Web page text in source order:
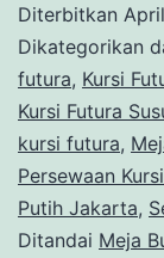
Diterbitkan
Dikategorikan
futura, Kursi
Kursi Futura
kursi futura,
Persewaan
Putih Jakarta,
Ditandai Meja